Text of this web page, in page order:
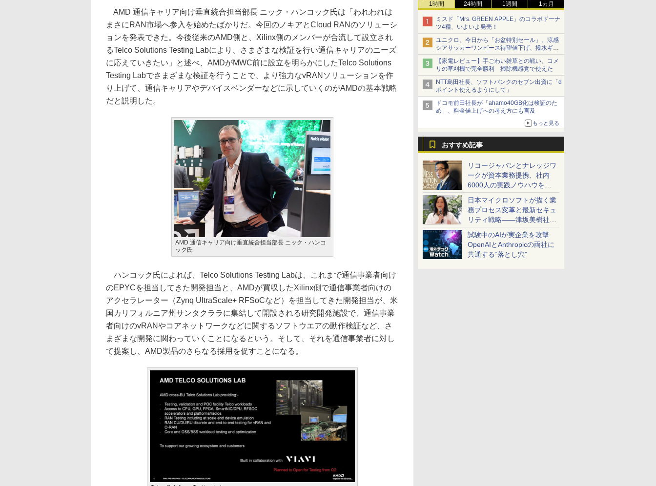
1時間 24時間 1週間 1カ月
ミスド「Mrs. GREEN APPLE」のコラボドーナ
ツ4種、いよいよ発売！
ユニクロ、今日から「お盆特別セール」。涼感
シアサッカーワンピース待望値下げ、撥水ギア
ショーツは1990円に
【家電レビュー】手ごわい雑草との戦い、コメ
リの草刈機で完全勝利 掃除機感覚で使えた
NTT島田社長、ソフトバンクのセブン出資に「d
ポイント使えるようにして」
ドコモ前田社長が「ahamo40GB化は検証のた
め」、料金値上げへの考え方にも言及
もっと見る
おすすめ記事
リコージャパンとナレッジワ
ークが資本業務提携、社内
6000人の実践ノウハウを生
かした「AI商談記録 for
RICOH」を展開へ
日本マイクロソフトが描く業
務プロセス変革と最新セキュ
リティ戦略――津坂美樹社長
が2027年度戦略を説明
試験中のAIが実企業を攻撃
OpenAIとAnthropicの両社に
共通する“落とし穴”
AMD 通信キャリア向け垂直統合担当部長 ニック・ハンコック氏は「われわれは
まさにRAN市場へ参入を始めたばかりだ。今回のノキアとCloud RANのソリューシ
ョンを発表できた。今後従来のAMD側と、Xilinx側のメンバーが合流して設立され
るTelco Solutions Testing Labにより、さまざまな検証を行い通信キャリアのニーズ
に応えていきたい」と述べ、AMDがMWC前に設立を明らかにしたTelco Solutions
Testing Labでさまざまな検証を行うことで、より強力なvRANソリューションを作
り上げて、通信キャリアやデバイスベンダーなどに示していくのがAMDの基本戦略
だと説明した。
AMD 通信キャリア向け垂直統合担当部長 ニック・ハンコ
ック氏
ハンコック氏によれば、Telco Solutions Testing Labは、これまで通信事業者向け
のEPYCを担当してきた開発担当と、AMDが買収したXilinx側で通信事業者向けの
アクセラレーター（Zynq UltraScale+ RFSoCなど）を担当してきた開発担当が、米
国カリフォルニア州サンタクララに集結して開設される研究開発施設で、通信事業
者向けのvRANやコアネットワークなどに関するソフトウエアの動作検証など、さ
まざまな開発に関わっていくことになるという。そして、それを通信事業者に対し
て提案し、AMD製品のさらなる採用を促すことになる。